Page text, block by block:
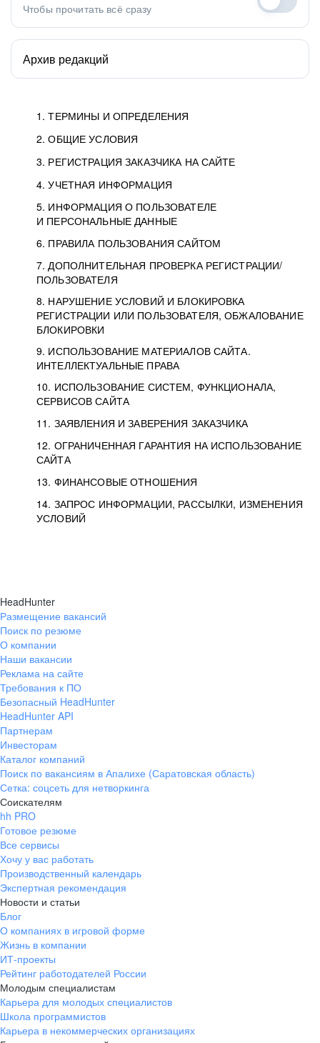
1. ТЕРМИНЫ И ОПРЕДЕЛЕНИЯ
2. ОБЩИЕ УСЛОВИЯ
3. РЕГИСТРАЦИЯ ЗАКАЗЧИКА НА САЙТЕ
4. УЧЕТНАЯ ИНФОРМАЦИЯ
5. ИНФОРМАЦИЯ О ПОЛЬЗОВАТЕЛЕ
И ПЕРСОНАЛЬНЫЕ ДАННЫЕ
6. ПРАВИЛА ПОЛЬЗОВАНИЯ САЙТОМ
7. ДОПОЛНИТЕЛЬНАЯ ПРОВЕРКА РЕГИСТРАЦИИ/
ПОЛЬЗОВАТЕЛЯ
8. НАРУШЕНИЕ УСЛОВИЙ И БЛОКИРОВКА
РЕГИСТРАЦИИ ИЛИ ПОЛЬЗОВАТЕЛЯ, ОБЖАЛОВАНИЕ
БЛОКИРОВКИ
9. ИСПОЛЬЗОВАНИЕ МАТЕРИАЛОВ САЙТА.
ИНТЕЛЛЕКТУАЛЬНЫЕ ПРАВА
10. ИСПОЛЬЗОВАНИЕ СИСТЕМ, ФУНКЦИОНАЛА,
СЕРВИСОВ САЙТА
11. ЗАЯВЛЕНИЯ И ЗАВЕРЕНИЯ ЗАКАЗЧИКА
12. ОГРАНИЧЕННАЯ ГАРАНТИЯ НА ИСПОЛЬЗОВАНИЕ
САЙТА
13. ФИНАНСОВЫЕ ОТНОШЕНИЯ
14. ЗАПРОС ИНФОРМАЦИИ, РАССЫЛКИ, ИЗМЕНЕНИЯ
УСЛОВИЙ
Чтобы прочитать всё сразу
Архив редакций
HeadHunter
Размещение вакансий
Поиск по резюме
О компании
Наши вакансии
Реклама на сайте
Требования к ПО
Безопасный HeadHunter
HeadHunter API
Партнерам
Инвесторам
Каталог компаний
Поиск по вакансиям в Апалихе (Саратовская область)
Сетка: соцсеть для нетворкинга
Соискателям
hh PRO
Готовое резюме
Все сервисы
Хочу у вас работать
Производственный календарь
Экспертная рекомендация
Новости и статьи
Блог
О компаниях в игровой форме
Жизнь в компании
ИТ-проекты
Рейтинг работодателей России
Молодым специалистам
Карьера для молодых специалистов
Школа программистов
Карьера в некоммерческих организациях